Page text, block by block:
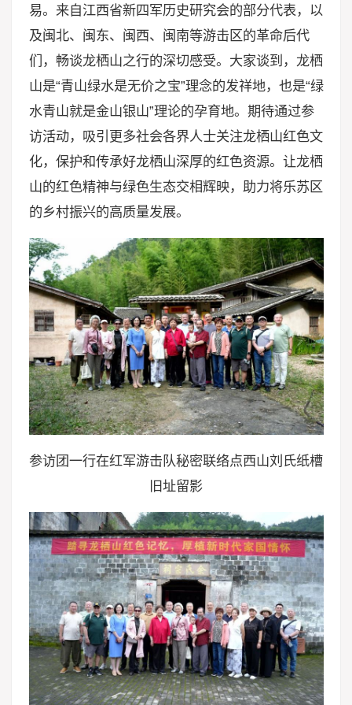
易。来自江西省新四军历史研究会的部分代表，以
及闽北、闽东、闽西、闽南等游击区的革命后代
们，畅谈龙栖山之行的深切感受。大家谈到，龙栖
山是“青山绿水是无价之宝”理念的发祥地，也是“绿
水青山就是金山银山”理论的孕育地。期待通过参
访活动，吸引更多社会各界人士关注龙栖山红色文
化，保护和传承好龙栖山深厚的红色资源。让龙栖
山的红色精神与绿色生态交相辉映，助力将乐苏区
的乡村振兴的高质量发展。
参访团一行在红军游击队秘密联络点西山刘氏纸槽
旧址留影